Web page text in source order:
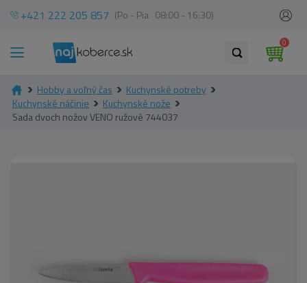
+421 222 205 857 (Po - Pia 08:00 - 16:30)
0
Hobby a voľný čas
Kuchynské potreby
Kuchynské náčinie
Kuchynské nože
Sada dvoch nožov VENO ružové 744037